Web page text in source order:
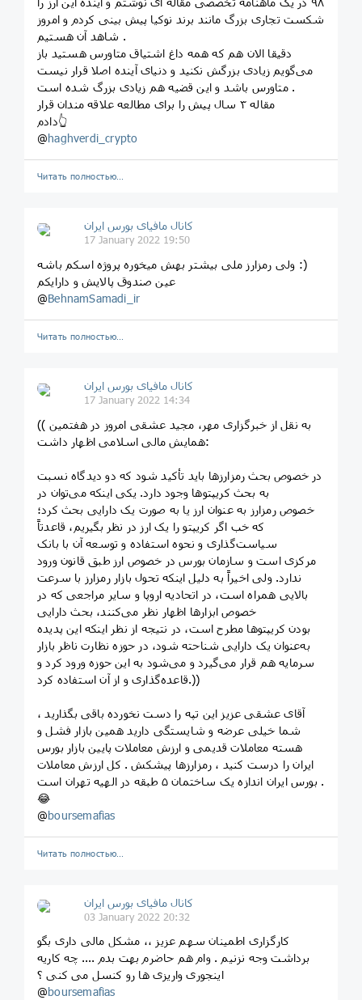
شکست تجاری بزرگ مانند برند نوکیا پیش بینی کردم و امروز
شاهد آن هستیم .
دقیقا الان هم که همه داغ اشتیاق متاورس هستید باز
می‌گویم زیادی بزرگش نکنید و دنیای آینده اصلا قرار نیست
متاورس باشد و این قضیه هم زیادی بزرگ شده است .
مقاله ۳ سال پیش را برای مطالعه علاقه مندان قرار
دادم👆
@haghverdi_crypto
Читать полностью…
کانال مافیای بورس ایران
17 January 2022 19:50
ولی رمزارز ملی بیشتر بهش میخوره پروژه اسکم باشه :)
عین صندوق پالایش و دارایکم
@BehnamSamadi_ir
Читать полностью…
کانال مافیای بورس ایران
17 January 2022 14:34
(( به نقل از خبرگزاری مهر، مجید عشقی امروز در هفتمین
همایش مالی اسلامی اظهار داشت:
در خصوص بحث رمزارزها باید تأکید شود که دو دیدگاه نسبت
به بحث کریپتوها وجود دارد. یکی اینکه می‌توان در
خصوص رمزارز به عنوان ارز یا به صورت یک دارایی بحث کرد؛
که خب اگر کریپتو را یک ارز در نظر بگیریم، قاعدتاً
سیاست‌گذاری و نحوه استفاده و توسعه آن با بانک
مرکزی است و سازمان بورس در خصوص ارز طبق قانون ورود
ندارد. ولی اخیراً به دلیل اینکه تحول بازار رمزارز با سرعت
بالایی همراه است، در اتحادیه اروپا و سایر مراجعی که در
خصوص ابزارها اظهار نظر می‌کنند، بحث دارایی
بودن کریپتوها مطرح است، در نتیجه از نظر اینکه این پدیده
به‌عنوان یک دارایی شناحته شود، در حوزه نظارت ناظر بازار
سرمایه هم قرار می‌گیرد و می‌شود به این حوزه ورود کرد و
قاعده‌گذاری و از آن استفاده کرد.))
آقای عشقی عزیز این تپه را دست نخورده باقی بگذارید ،
شما خیلی عرضه و شایستگی دارید همین بازار فشل و
هسته معاملات قدیمی و ارزش معاملات پایین بازار بورس
ایران را درست کنید ، رمزارزها پیشکش . کل ارزش معاملات
بورس ایران اندازه یک ساختمان ۵ طبقه در الهیه تهران است .
😂
@boursemafias
Читать полностью…
کانال مافیای بورس ایران
03 January 2022 20:32
کارگزاری اطمینان سهم عزیز ،، مشکل مالی داری بگو
برداشت وجه نزنیم . وام هم حاضرم بهت بدم .... چه کاریه
اینجوری واریزی ها رو کنسل می کنی ؟
@boursemafias